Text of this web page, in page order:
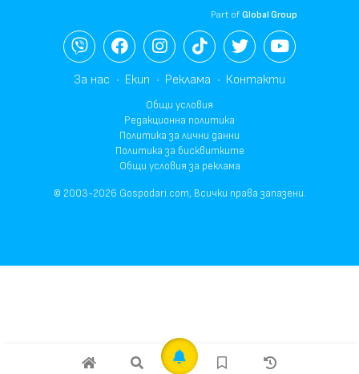
Part ofGlobal Group
За нас Екип Реклама Контакти
Общи условия
Редакционна политика
Политика за лични данни
Политика за бисквитките
Общи условия за реклама
© 2003-2026 Gospodari.com, Всички права запазени.